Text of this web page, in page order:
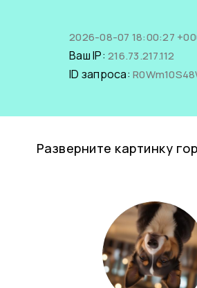
2026-08-07 18:00:27
Ваш IP: 216.73.217.112
ID запроса:
Разверните картинку